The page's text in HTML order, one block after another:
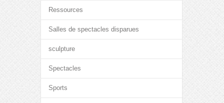
Ressources
Salles de spectacles disparues
sculpture
Spectacles
Sports